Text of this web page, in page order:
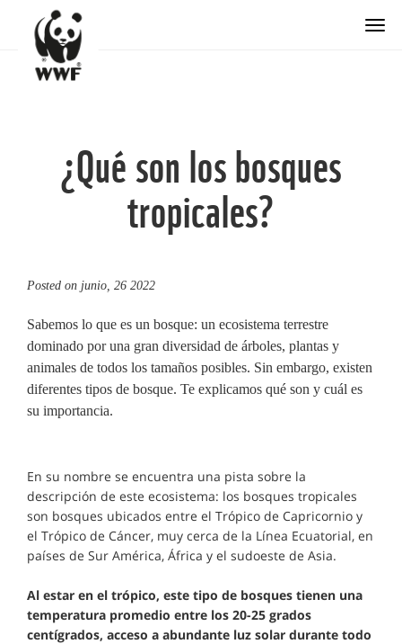
¿Qué son los bosques
tropicales?
Posted on junio, 26 2022
Sabemos lo que es un bosque: un ecosistema terrestre
dominado por una gran diversidad de árboles, plantas y
animales de todos los tamaños posibles. Sin embargo, existen
diferentes tipos de bosque. Te explicamos qué son y cuál es
su importancia.
En su nombre se encuentra una pista sobre la
descripción de este ecosistema: los bosques tropicales
son bosques ubicados entre el Trópico de Capricornio y
el Trópico de Cáncer, muy cerca de la Línea Ecuatorial, en
países de Sur América, África y el sudoeste de Asia.
Al estar en el trópico, este tipo de bosques tienen una
temperatura promedio entre los 20-25 grados
centígrados, acceso a abundante luz solar durante todo